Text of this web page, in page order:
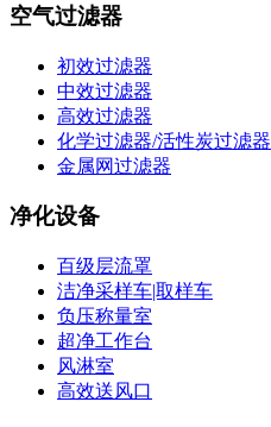
空气过滤器
初效过滤器
中效过滤器
高效过滤器
化学过滤器/活性炭过滤器
金属网过滤器
净化设备
百级层流罩
洁净采样车|取样车
负压称量室
超净工作台
风淋室
高效送风口